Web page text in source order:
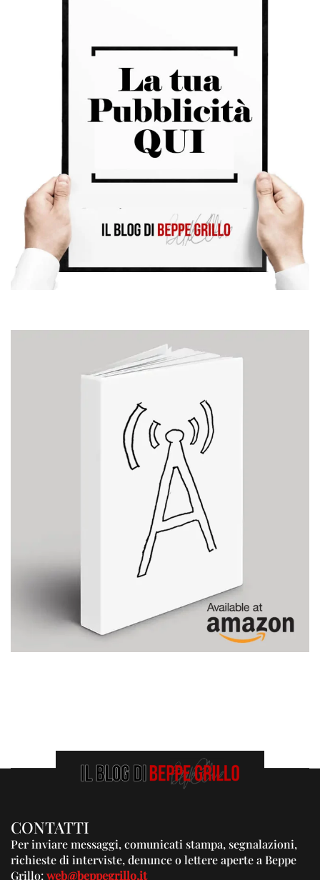
CONTATTI
Per inviare messaggi, comunicati stampa, segnalazioni,
richieste di interviste, denunce o lettere aperte a Beppe
Grillo:web@beppegrillo.it